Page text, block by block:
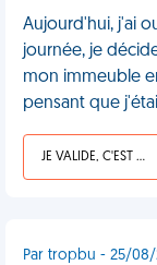
Aujourd'hui, j'ai
journée, je
mon immeuble
pensant que
JE VALIDE, C'EST UNE VDM
Par tropbu - 25/08/